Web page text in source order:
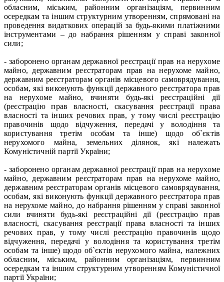
обласним, міським, районним організаціям, первинним
осередкам та іншим структурним утворенням, спрямовані на
проведення видаткових операцій за будь-якими платіжними
інструментами – до набрання рішенням у справі законної
сили;
- заборонено органам державної реєстрації прав на нерухоме
майно, державним реєстраторам прав на нерухоме майно,
державним реєстраторам органів місцевого самоврядування,
особам, які виконують функції державного реєстратора прав
на нерухоме майно, вчиняти будь-які реєстраційні дії
(реєстрацію прав власності, скасування реєстрації права
власності та інших речових прав, у тому числі реєстрацію
правочинів щодо відчуження, передачі у володіння та
користування третім особам та інше) щодо об`єктів
нерухомого майна, земельних ділянок, які належать
Комуністичній партії України;
- заборонено органам державної реєстрації прав на нерухоме
майно, державним реєстраторам прав на нерухоме майно,
державним реєстраторам органів місцевого самоврядування,
особам, які виконують функції державного реєстратора прав
на нерухоме майно, до набрання рішенням у справі законної
сили вчиняти будь-які реєстраційні дії (реєстрацію прав
власності, скасування реєстрації права власності та інших
речових прав, у тому числі реєстрацію правочинів щодо
відчуження, передачі у володіння та користування третім
особам та інше) щодо об`єктів нерухомого майна, належних
обласним, міським, районним організаціям, первинним
осередкам та іншим структурним утворенням Комуністичної
партії України;